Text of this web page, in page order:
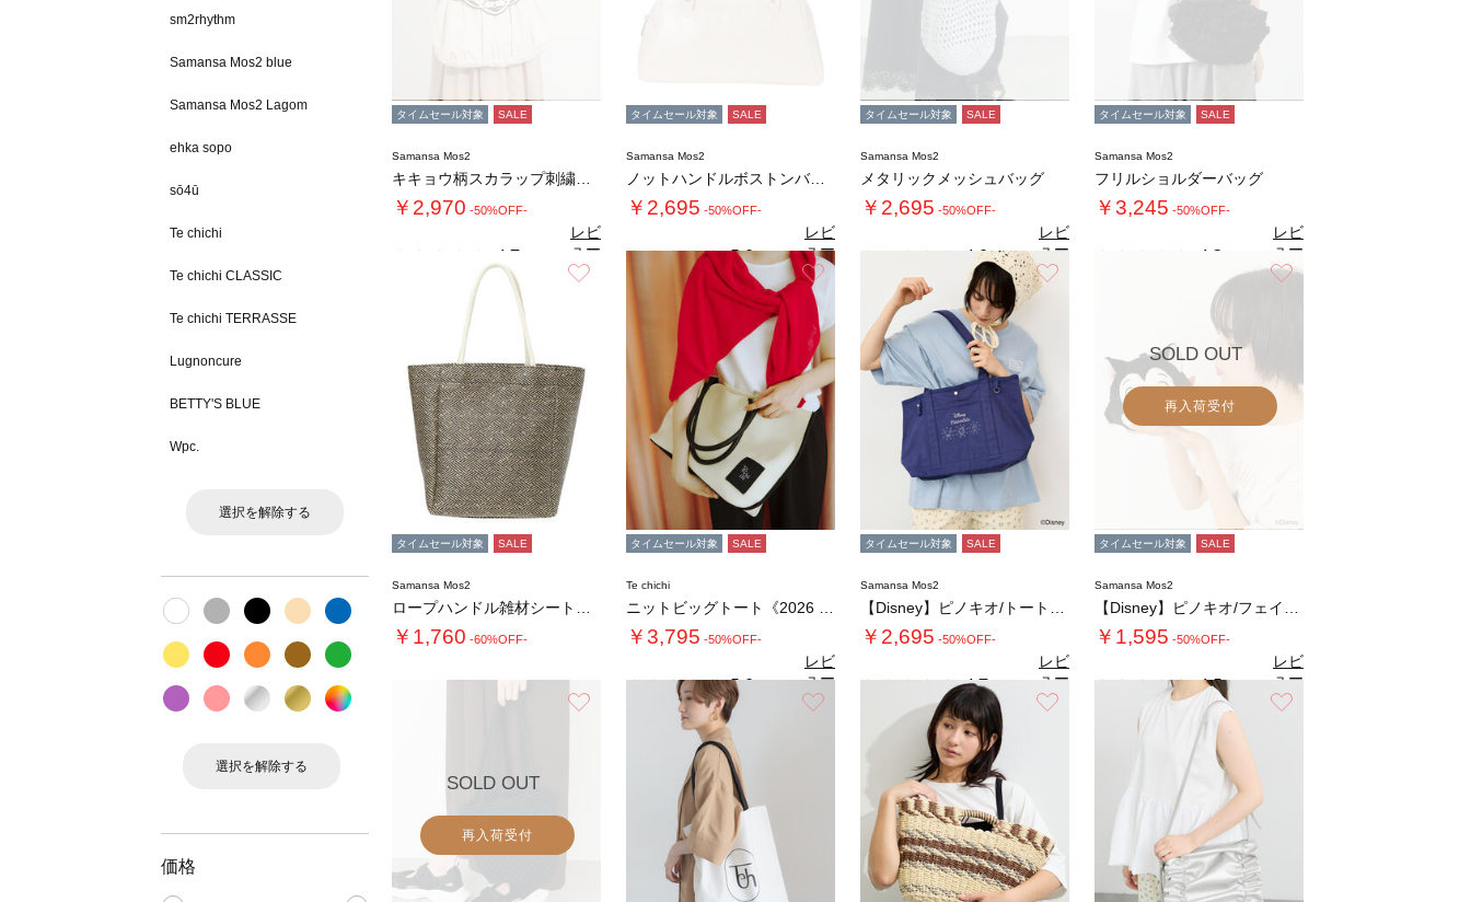
sm2rhythm
Samansa Mos2 blue
Samansa Mos2 Lagom
ehka sopo
sō4ū
Te chichi
Te chichi CLASSIC
Te chichi TERRASSE
Lugnoncure
BETTY'S BLUE
Wpc.
選択を解除する
選択を解除する
価格
タイムセール対象 SALE
Samansa Mos2
￥2,970 -50%OFF-
4.7
レビ
ュー
を見
る
タイムセール対象 SALE
Samansa Mos2
ノットハンドルボストンバッグ
￥2,695 -50%OFF-
5.0（1）
レビ
ュー
を見
る
タイムセール対象 SALE
Samansa Mos2
メタリックメッシュバッグ
￥2,695 -50%OFF-
4.0（2）
レビ
ュー
を見
る
タイムセール対象 SALE
Samansa Mos2
フリルショルダーバッグ
￥3,245 -50%OFF-
4.3
レビ
ュー
を見
る
タイムセール対象 SALE
Samansa Mos2
￥1,760 -60%OFF-
お気に入り
タイムセール対象 SALE
Te chichi
￥3,795 -50%OFF-
5.0（1）
レビ
ュー
を見
る
タイムセール対象 SALE
Samansa Mos2
￥2,695 -50%OFF-
4.7（3）
レビ
ュー
を見
る
SOLD OUT
再入荷受付
タイムセール対象 SALE
Samansa Mos2
￥1,595 -50%OFF-
4.5（2）
レビ
ュー
を見
る
SOLD OUT
再入荷受付